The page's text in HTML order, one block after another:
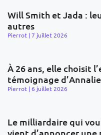
Will Smith et Jada :
autres
Pierrot 7 juillet 2026
À 26 ans, elle choisit
témoignage
Pierrot 6 juillet 2026
Le milliardaire qui